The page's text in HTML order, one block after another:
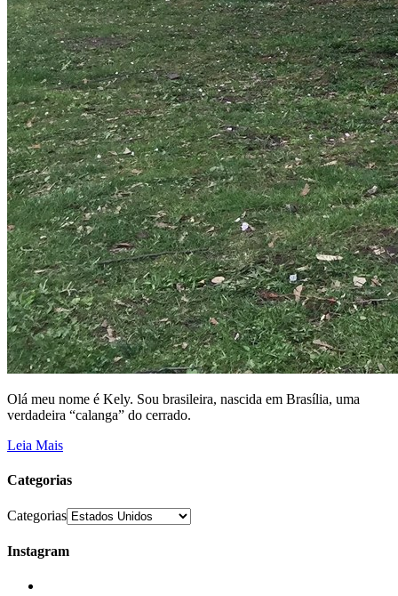
Olá meu nome é Kely. Sou brasileira, nascida em Brasília, uma
verdadeira “calanga” do cerrado.
Leia Mais
Categorias
Categorias
Instagram